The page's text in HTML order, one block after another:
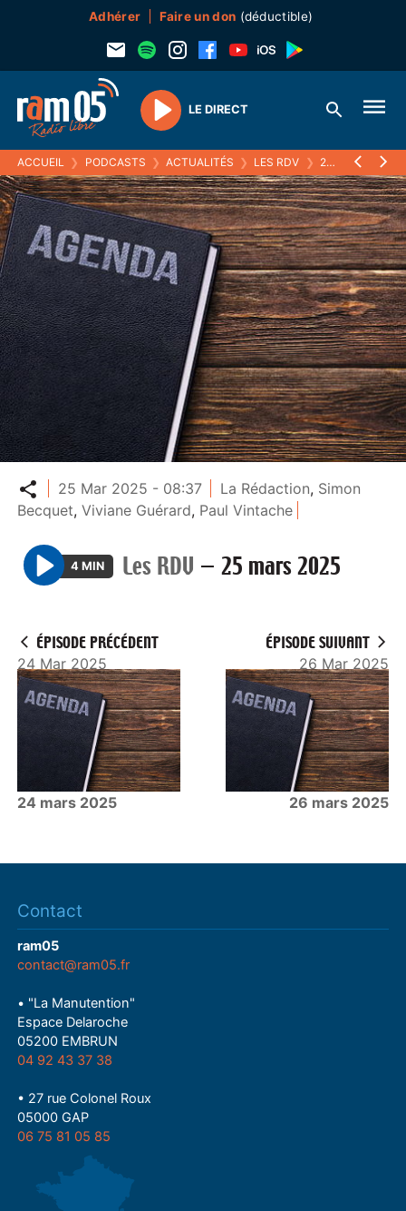
Adhérer Faire un don (déductible)
Play
LE DIRECT
ACCUEIL ❯ PODCASTS ❯ ACTUALITÉS ❯ LES RDV ❯ 25 MARS 2025
Partager
25 Mar 2025 - 08:37 La Rédaction, Simon
Becquet,Viviane Guérard, Paul Vintache
P
y
4 MIN Les RDV — 25 mars 2025
ÉPISODE PRÉCÉDENT
24 Mar 2025
24 mars 2025
ÉPISODE SUIVANT
26 Mar 2025
26 mars 2025
Contact
ram05
contact@ram05.fr
• "La Manutention"
Espace Delaroche
05200 EMBRUN
04 92 43 37 38
• 27 rue Colonel Roux
05000 GAP
06 75 81 05 85